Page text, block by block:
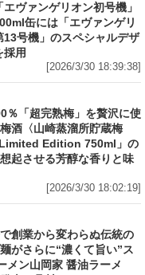
エヴァンゲリオン初号機」
缶には「エヴァンゲリ
13号機」のスペシャルデザ
採用
[2026/3/30 18:39:38]
％「超完熟梅」を贅沢に使
酒〈山崎蒸溜所貯蔵梅
Edition 750ml」の
起させる芳醇な香りと味
[2026/3/30 18:02:19]
創業から変わらぬ伝統の
がさらに“濃くて旨い”ス
メン山岡家 醤油ラーメ